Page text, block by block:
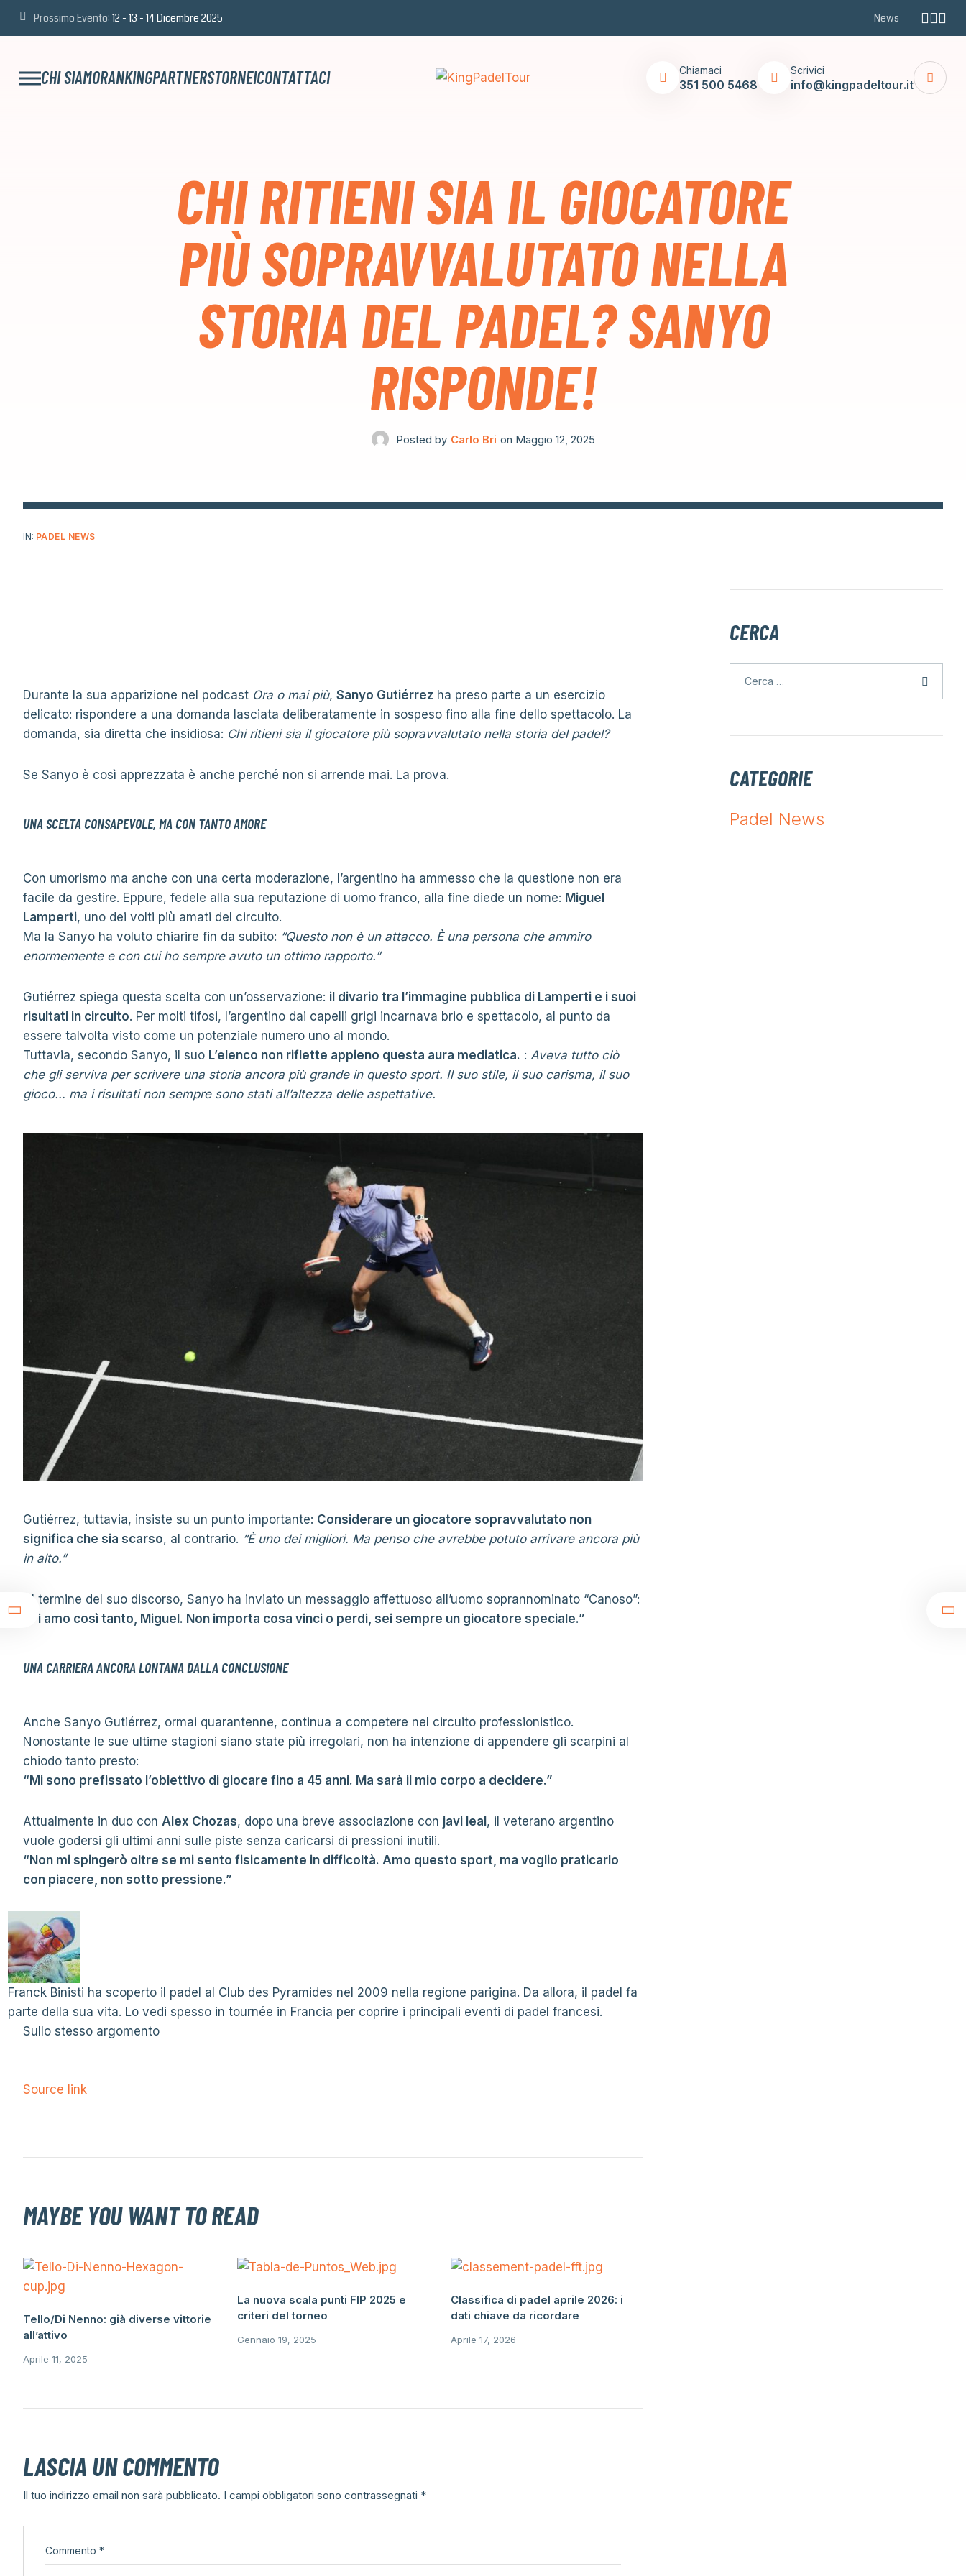
Prossimo Evento: 12 - 13 - 14 Dicembre 2025 News
CHI SIAMORANKINGPARTNERSTORNEICONTATTACI Chiamaci
351 500 5468
Scrivici
info@kingpadeltour.it
CHI RITIENI SIA IL GIOCATORE
PIÙ SOPRAVVALUTATO NELLA
STORIA DEL PADEL? SANYO
RISPONDE!
Posted by Carlo Bri on Maggio 12, 2025
IN: PADEL NEWS
Durante la sua apparizione nel podcast Ora o mai più, Sanyo Gutiérrez ha preso parte a un esercizio
delicato: rispondere a una domanda lasciata deliberatamente in sospeso fino alla fine dello spettacolo. La
domanda, sia diretta che insidiosa: Chi ritieni sia il giocatore più sopravvalutato nella storia del padel?
Se Sanyo è così apprezzata è anche perché non si arrende mai. La prova.
UNA SCELTA CONSAPEVOLE, MA CON TANTO AMORE
Con umorismo ma anche con una certa moderazione, l’argentino ha ammesso che la questione non era
facile da gestire. Eppure, fedele alla sua reputazione di uomo franco, alla fine diede un nome: Miguel
Lamperti, uno dei volti più amati del circuito.
Ma la Sanyo ha voluto chiarire fin da subito: “Questo non è un attacco. È una persona che ammiro
enormemente e con cui ho sempre avuto un ottimo rapporto.”
Gutiérrez spiega questa scelta con un’osservazione: il divario tra l’immagine pubblica di Lamperti e i suoi
risultati in circuito. Per molti tifosi, l’argentino dai capelli grigi incarnava brio e spettacolo, al punto da
essere talvolta visto come un potenziale numero uno al mondo.
Tuttavia, secondo Sanyo, il suo L’elenco non riflette appieno questa aura mediatica. : Aveva tutto ciò
che gli serviva per scrivere una storia ancora più grande in questo sport. Il suo stile, il suo carisma, il suo
gioco… ma i risultati non sempre sono stati all’altezza delle aspettative.
Gutiérrez, tuttavia, insiste su un punto importante: Considerare un giocatore sopravvalutato non
significa che sia scarso, al contrario. “È uno dei migliori. Ma penso che avrebbe potuto arrivare ancora più
in alto.”
Al termine del suo discorso, Sanyo ha inviato un messaggio affettuoso all’uomo soprannominato “Canoso”:
“Ti amo così tanto, Miguel. Non importa cosa vinci o perdi, sei sempre un giocatore speciale.”
UNA CARRIERA ANCORA LONTANA DALLA CONCLUSIONE
Anche Sanyo Gutiérrez, ormai quarantenne, continua a competere nel circuito professionistico.
Nonostante le sue ultime stagioni siano state più irregolari, non ha intenzione di appendere gli scarpini al
chiodo tanto presto:
“Mi sono prefissato l’obiettivo di giocare fino a 45 anni. Ma sarà il mio corpo a decidere.”
Attualmente in duo con Alex Chozas, dopo una breve associazione con javi leal , il veterano argentino
vuole godersi gli ultimi anni sulle piste senza caricarsi di pressioni inutili.
“Non mi spingerò oltre se mi sento fisicamente in difficoltà. Amo questo sport, ma voglio praticarlo
con piacere, non sotto pressione.”
Franck Binisti ha scoperto il padel al Club des Pyramides nel 2009 nella regione parigina. Da allora, il padel fa
parte della sua vita. Lo vedi spesso in tournée in Francia per coprire i principali eventi di padel francesi.
Sullo stesso argomento
Source link
MAYBE YOU WANT TO READ
Tello/Di Nenno: già diverse vittorie
all’attivo
Aprile 11, 2025
La nuova scala punti FIP 2025 e
criteri del torneo
Gennaio 19, 2025
Classifica di padel aprile 2026: i
dati chiave da ricordare
Aprile 17, 2026
LASCIA UN COMMENTO
Il tuo indirizzo email non sarà pubblicato. I campi obbligatori sono contrassegnati *
Commento *
CERCA
CATEGORIE
Padel News